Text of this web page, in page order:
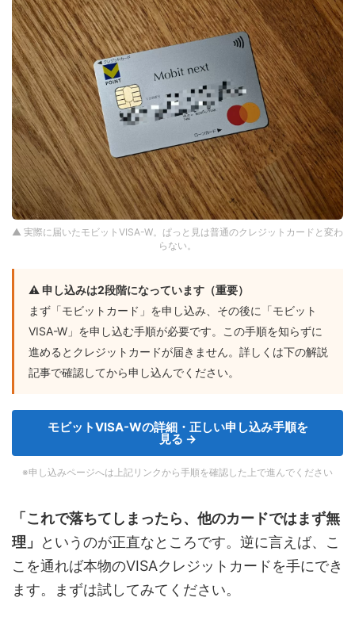
▲ 実際に届いたモビットVISA-W。ぱっと見は普通のクレジットカードと変わ
らない。
⚠ 申し込みは2段階になっています（重要）
まず「モビットカード」を申し込み、その後に「モビット
VISA-W」を申し込む手順が必要です。この手順を知らずに
進めるとクレジットカードが届きません。詳しくは下の解説
記事で確認してから申し込んでください。
モビットVISA-Wの詳細・正しい申し込み手順を
見る →
※申し込みページへは上記リンクから手順を確認した上で進んでください
「これで落ちてしまったら、他のカードではまず無
理」
というのが正直なところです。逆に言えば、こ
こを通れば本物のVISAクレジットカードを手にでき
ます。まずは試してみてください。